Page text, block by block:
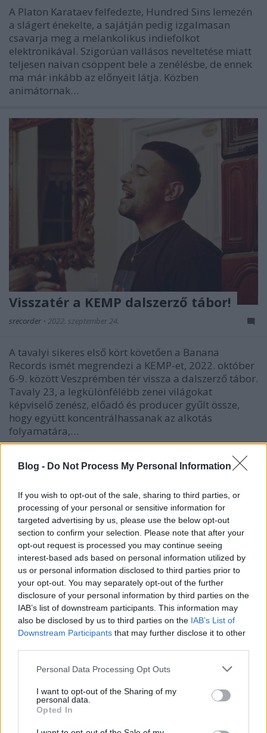
Blog - Do Not Process My Personal Information
If you wish to opt-out of the sale, sharing to third parties, or
processing of your personal or sensitive information for
targeted advertising by us, please use the below opt-out
section to confirm your selection. Please note that after your
opt-out request is processed you may continue seeing
interest-based ads based on personal information utilized by
us or personal information disclosed to third parties prior to
your opt-out. You may separately opt-out of the further
disclosure of your personal information by third parties on the
IAB’s list of downstream participants. This information may
also be disclosed by us to third parties on the IAB’s List of
Downstream Participants that may further disclose it to other
Please note that this website/app uses one or more Google
not limited to your visit or usage behaviour. You may click to
grant or deny consent to Google and its third-party tags to
use your data for below specified purposes in below Google
consent section.
Personal Data Processing Opt Outs
I want to opt-out of the Sharing of my
personal data.
Opted In
A Platon Karataev felfedezte, Hundred Sins lemezén
a slágert énekelte, a sajátján pedig izgalmasan
csavarja meg a melankolikus indiefolkot
elektronikával. Szigorúan vallásos neveltetése miatt
teljesen naivan csöppent bele a zenélésbe, de ennek
ma már inkább az előnyeit látja. Közben
animátornak…
Visszatér a KEMP dalszerző tábor!
srecorder • 2022. szeptember 24.
A tavalyi sikeres első kört követően a Banana
Records ismét megrendezi a KEMP-et, 2022. október
6-9. között Veszprémben tér vissza a dalszerző tábor.
Tavaly 23, a legkülönfélébb zenei világokat
képviselő zenész, előadó és producer gyűlt össze,
hogy együtt koncentrálhassanak az alkotás
folyamatára,…
A teraszon grillezések végtelen
slágerei (2. rész: Kali Uchistól Rita
Oráig)
rerecorder